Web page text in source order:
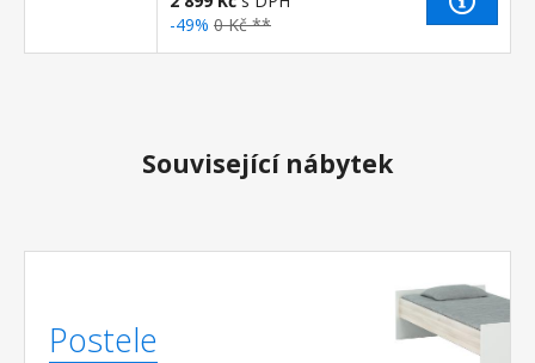
-49% 0 Kč **
Související nábytek
Postele